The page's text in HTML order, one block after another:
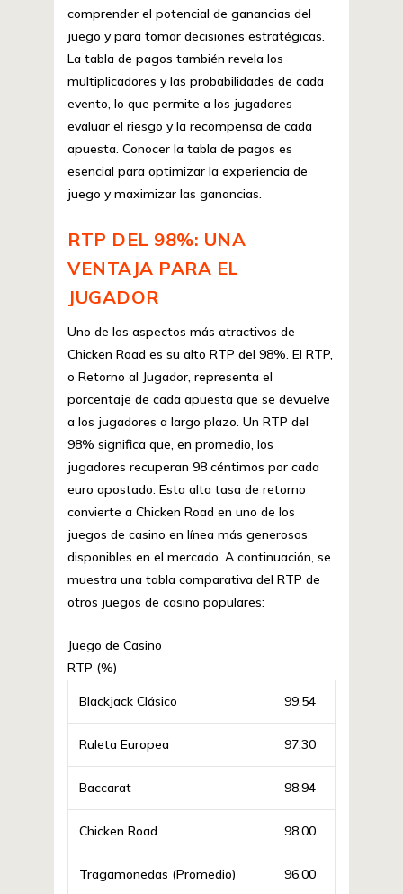
comprender el potencial de ganancias del
juego y para tomar decisiones estratégicas.
La tabla de pagos también revela los
multiplicadores y las probabilidades de cada
evento, lo que permite a los jugadores
evaluar el riesgo y la recompensa de cada
apuesta. Conocer la tabla de pagos es
esencial para optimizar la experiencia de
juego y maximizar las ganancias.
RTP DEL 98%: UNA
VENTAJA PARA EL
JUGADOR
Uno de los aspectos más atractivos de
Chicken Road es su alto RTP del 98%. El RTP,
o Retorno al Jugador, representa el
porcentaje de cada apuesta que se devuelve
a los jugadores a largo plazo. Un RTP del
98% significa que, en promedio, los
jugadores recuperan 98 céntimos por cada
euro apostado. Esta alta tasa de retorno
convierte a Chicken Road en uno de los
juegos de casino en línea más generosos
disponibles en el mercado. A continuación, se
muestra una tabla comparativa del RTP de
otros juegos de casino populares:
Juego de Casino
RTP (%)
Blackjack Clásico 99.54
Ruleta Europea 97.30
Baccarat 98.94
Chicken Road 98.00
Tragamonedas (Promedio) 96.00